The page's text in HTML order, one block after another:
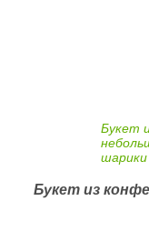
Букет
шарики
Букет из